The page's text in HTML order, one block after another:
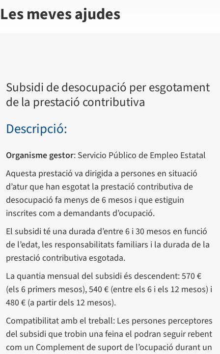
Les meves ajudes
Subsidi de desocupació per esgotament
de la prestació contributiva
Descripció:
Organisme gestor: Servicio Público de Empleo Estatal
Aquesta prestació va dirigida a persones en situació
d’atur que han esgotat la prestació contributiva de
desocupació fa menys de 6 mesos i que estiguin
inscrites com a demandants d’ocupació.
El subsidi té una durada d’entre 6 i 30 mesos en funció
de l’edat, les responsabilitats familiars i la durada de la
prestació contributiva esgotada.
La quantia mensual del subsidi és descendent: 570 €
(els 6 primers mesos), 540 € (entre els 6 i els 12 mesos) i
480 € (a partir dels 12 mesos).
Compatibilitat amb el treball: Les persones perceptores
del subsidi que trobin una feina el podran seguir rebent
com un Complement de suport de l’ocupació durant un